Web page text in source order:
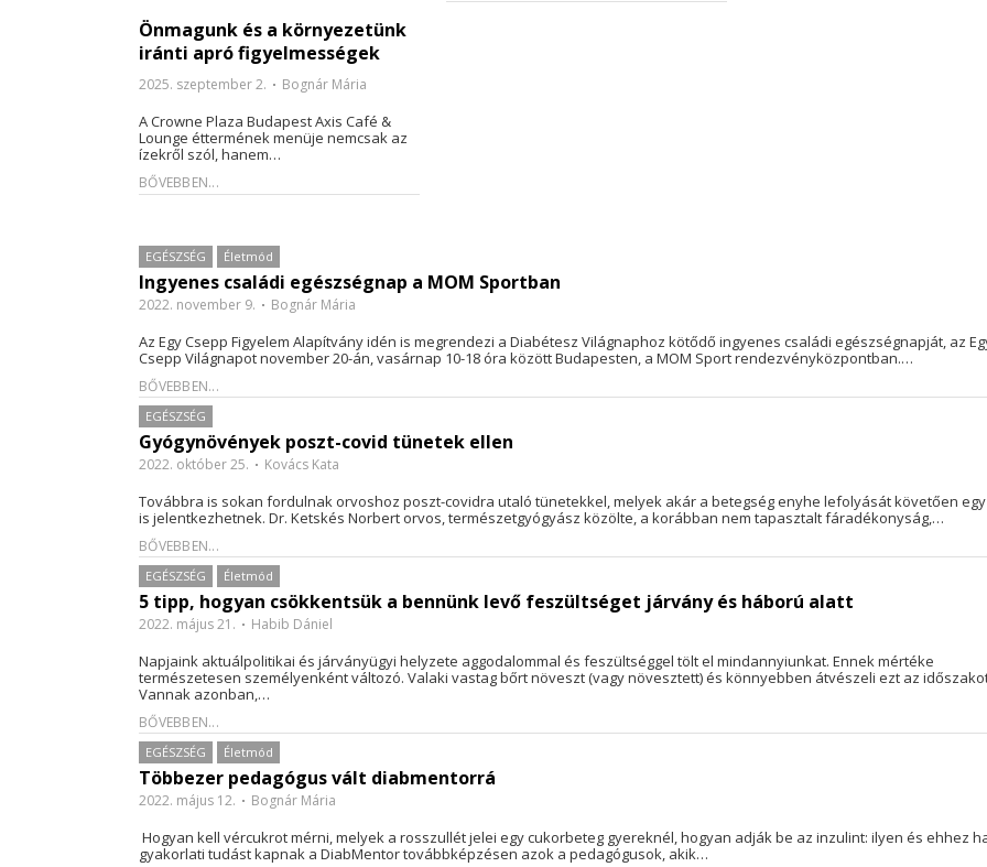
Önmagunk és a környezetünk
iránti apró figyelmességek
2025. szeptember 2. Bognár Mária
A Crowne Plaza Budapest Axis Café &
Lounge éttermének menüje nemcsak az
ízekről szól, hanem…
BŐVEBBEN...
EGÉSZSÉG Életmód
Ingyenes családi egészségnap a MOM Sportban
2022. november 9. Bognár Mária
Az Egy Csepp Figyelem Alapítvány idén is megrendezi a Diabétesz Világnaphoz kötődő ingyenes családi egészségnapját, az
Csepp Világnapot november 20-án, vasárnap 10-18 óra között Budapesten, a MOM Sport rendezvényközpontban.…
BŐVEBBEN...
EGÉSZSÉG
Gyógynövények poszt-covid tünetek ellen
2022. október 25. Kovács Kata
Továbbra is sokan fordulnak orvoshoz poszt-covidra utaló tünetekkel, melyek akár a betegség enyhe lefolyását követően
is jelentkezhetnek. Dr. Ketskés Norbert orvos, természetgyógyász közölte, a korábban nem tapasztalt fáradékonyság,…
BŐVEBBEN...
EGÉSZSÉG Életmód
5 tipp, hogyan csökkentsük a bennünk levő feszültséget járvány és háború alatt
2022. május 21. Habib Dániel
Napjaink aktuálpolitikai és járványügyi helyzete aggodalommal és feszültséggel tölt el mindannyiunkat. Ennek mértéke
természetesen személyenként változó. Valaki vastag bőrt növeszt (vagy növesztett) és könnyebben átvészeli ezt az
Vannak azonban,…
BŐVEBBEN...
EGÉSZSÉG Életmód
Többezer pedagógus vált diabmentorrá
2022. május 12. Bognár Mária
Hogyan kell vércukrot mérni, melyek a rosszullét jelei egy cukorbeteg gyereknél, hogyan adják be az inzulint: ilyen és ehhez
gyakorlati tudást kapnak a DiabMentor továbbképzésen azok a pedagógusok, akik…